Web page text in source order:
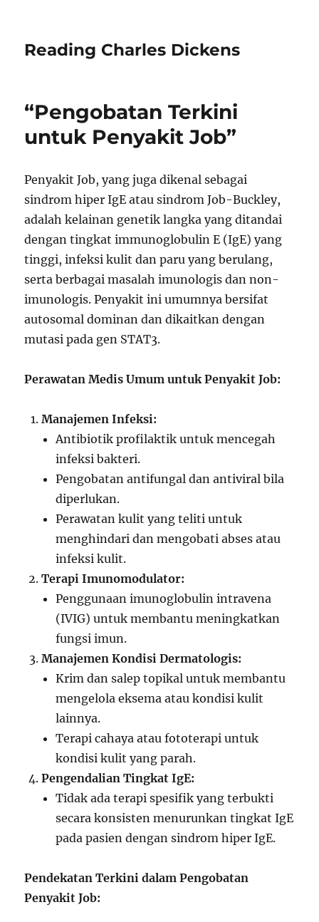
Reading Charles Dickens
“Pengobatan Terkini
untuk Penyakit Job”
Penyakit Job, yang juga dikenal sebagai
sindrom hiper IgE atau sindrom Job-Buckley,
adalah kelainan genetik langka yang ditandai
dengan tingkat immunoglobulin E (IgE) yang
tinggi, infeksi kulit dan paru yang berulang,
serta berbagai masalah imunologis dan non-
imunologis. Penyakit ini umumnya bersifat
autosomal dominan dan dikaitkan dengan
mutasi pada gen STAT3.
Perawatan Medis Umum untuk Penyakit Job:
Manajemen Infeksi:
Antibiotik profilaktik untuk mencegah
infeksi bakteri.
Pengobatan antifungal dan antiviral bila
diperlukan.
Perawatan kulit yang teliti untuk
menghindari dan mengobati abses atau
infeksi kulit.
Terapi Imunomodulator:
Penggunaan imunoglobulin intravena
(IVIG) untuk membantu meningkatkan
fungsi imun.
Manajemen Kondisi Dermatologis:
Krim dan salep topikal untuk membantu
mengelola eksema atau kondisi kulit
lainnya.
Terapi cahaya atau fototerapi untuk
kondisi kulit yang parah.
Pengendalian Tingkat IgE:
Tidak ada terapi spesifik yang terbukti
secara konsisten menurunkan tingkat IgE
pada pasien dengan sindrom hiper IgE.
Pendekatan Terkini dalam Pengobatan
Penyakit Job: